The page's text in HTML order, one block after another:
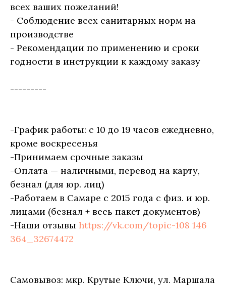
всех ваших пожеланий!
- Соблюдение всех санитарных норм на
производстве
- Рекомендации по применению и сроки
годности в инструкции к каждому заказу
---------
-График работы: с 10 до 19 часов ежедневно,
кроме воскресенья
-Принимаем срочные заказы
-Оплата — наличными, перевод на карту,
безнал (для юр. лиц)
-Работаем в Самаре с 2015 года с физ. и юр.
лицами (безнал + весь пакет документов)
-Наши отзывы https://vk.com/topic-108 146
364_32674472
Самовывоз: мкр. Крутые Ключи, ул. Маршала